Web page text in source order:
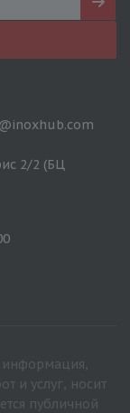
2/2 (БЦ
информация,
и услуг, носит
публичной